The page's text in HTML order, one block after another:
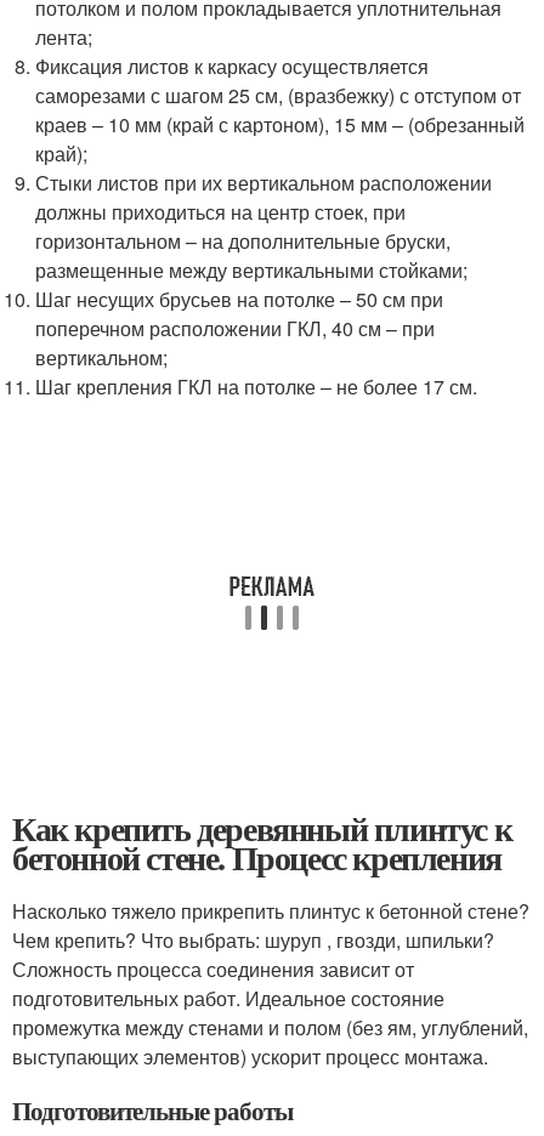
потолком и полом прокладывается уплотнительная
лента;
Фиксация листов к каркасу осуществляется
саморезами с шагом 25 см, (вразбежку) с отступом от
краев – 10 мм (край с картоном), 15 мм – (обрезанный
край);
Стыки листов при их вертикальном расположении
должны приходиться на центр стоек, при
горизонтальном – на дополнительные бруски,
размещенные между вертикальными стойками;
Шаг несущих брусьев на потолке – 50 см при
поперечном расположении ГКЛ, 40 см – при
вертикальном;
Шаг крепления ГКЛ на потолке – не более 17 см.
Как крепить деревянный плинтус к
бетонной стене. Процесс крепления
Насколько тяжело прикрепить плинтус к бетонной стене?
Чем крепить? Что выбрать: шуруп , гвозди, шпильки?
Сложность процесса соединения зависит от
подготовительных работ. Идеальное состояние
промежутка между стенами и полом (без ям, углублений,
выступающих элементов) ускорит процесс монтажа.
Подготовительные работы